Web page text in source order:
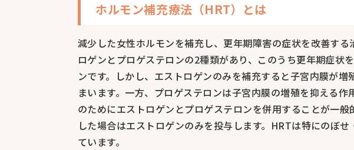
ホルモン補充療法（HRT）とは
減少した女性ホルモンを補充し、更年期障害の症状を改善す
ロゲンとプロゲステロンの2種類があり、このうち更年期症状
ンです。しかし、エストロゲンのみを補充すると子宮内膜が
まいます。一方、プロゲステロンは子宮内膜の増殖を抑える
のためにエストロゲンとプロゲステロンを併用することが一
した場合はエストロゲンのみを投与します。HRTは特にのぼ
ています。